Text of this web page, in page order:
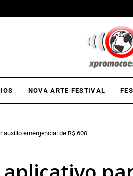
NOVA ARTE FESTIVAL
auxílio emergencial de R$ 600